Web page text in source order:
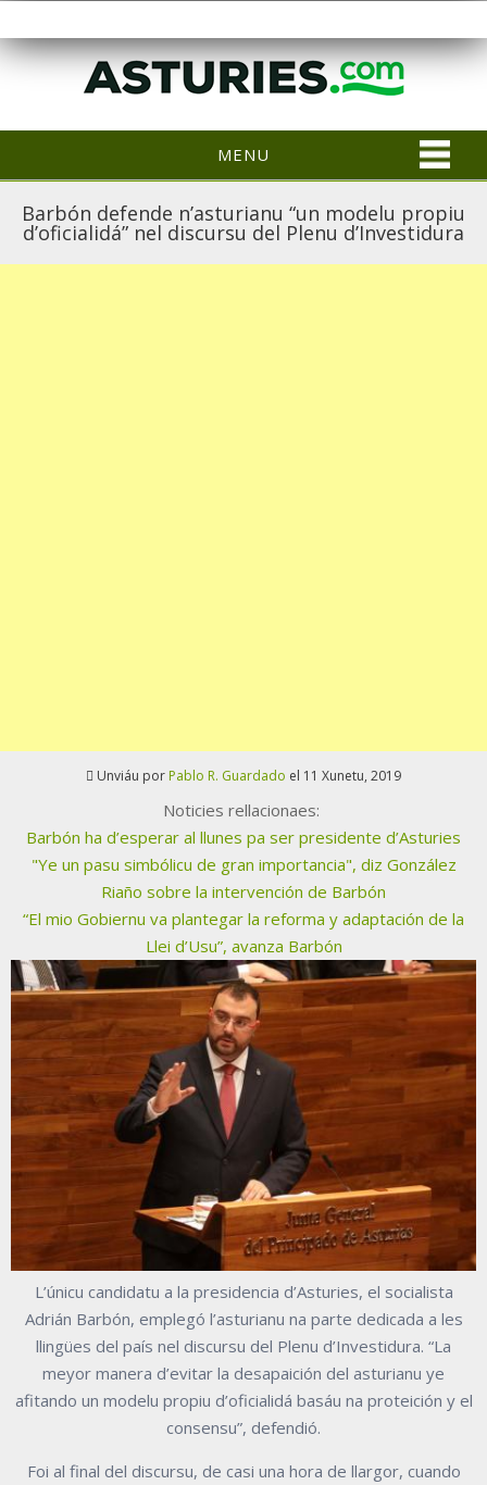
MENU
Barbón defende n’asturianu “un modelu propiu
d’oficialidá” nel discursu del Plenu d’Investidura
Unviáu por Pablo R. Guardado el 11 Xunetu, 2019
Noticies rellacionaes:
Barbón ha d’esperar al llunes pa ser presidente d’Asturies
"Ye un pasu simbólicu de gran importancia", diz González
Riaño sobre la intervención de Barbón
“El mio Gobiernu va plantegar la reforma y adaptación de la
Llei d’Usu”, avanza Barbón
L’únicu candidatu a la presidencia d’Asturies, el socialista
Adrián Barbón, emplegó l’asturianu na parte dedicada a les
llingües del país nel discursu del Plenu d’Investidura. “La
meyor manera d’evitar la desapaición del asturianu ye
afitando un modelu propiu d’oficialidá basáu na proteición y el
consensu”, defendió.
Foi al final del discursu, de casi una hora de llargor, cuando